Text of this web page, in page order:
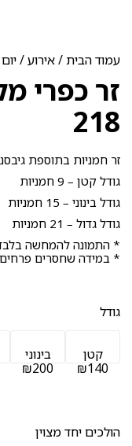
עמוד הבית /אירוע/
זר כפרי
218
זר חמניות בתוספת
גודל קטן – 9 חמניות
גודל בינוני – 15 חמניות
גודל גדול – 21 חמניות
* התמונה להמחשה בלבד
* במידה שחסרים פרחים
גודל
קטן
₪140
בינוני
₪200
הולכים יחד מצוין